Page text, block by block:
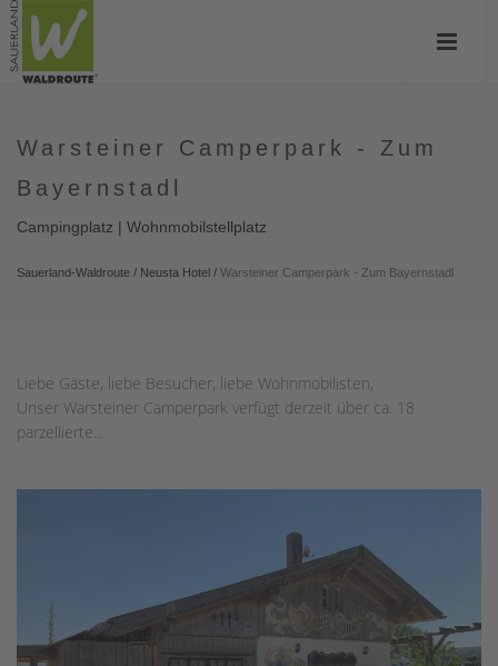
Warsteiner Camperpark - Zum
Bayernstadl
Campingplatz | Wohnmobilstellplatz
Sauerland-Waldroute / Neusta Hotel / Warsteiner Camperpark - Zum Bayernstadl
Liebe Gäste, liebe Besucher, liebe Wohnmobilisten,
Unser Warsteiner Camperpark verfügt derzeit über ca. 18
parzellierte...